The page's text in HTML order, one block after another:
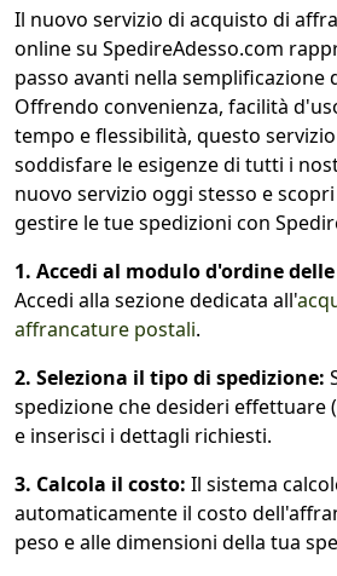
Il nuovo servizio di acquisto di
online su SpedireAdesso.com
passo avanti nella semplificazione
Offrendo convenienza, facilità
tempo e flessibilità, questo
soddisfare le esigenze di tutti i
nuovo servizio oggi stesso e
gestire le tue spedizioni con
1. Accedi al modulo d'ordine
Accedi alla sezione dedicata all'
affrancature postali.
2. Seleziona il tipo di spedizione:
spedizione che desideri effettuare
e inserisci i dettagli richiesti.
3. Calcola il costo: Il sistema
automaticamente il costo
peso e alle dimensioni della tua